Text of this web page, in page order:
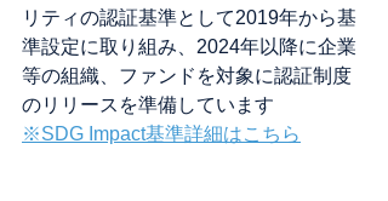
リティの認証基準として2019年から基
準設定に取り組み、2024年以降に企業
等の組織、ファンドを対象に認証制度
のリリースを準備しています
※SDG Impact基準詳細はこちら